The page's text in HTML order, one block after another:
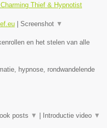
Thief & Hypnotist
Screenshot ▼
en het stelen van alle
hypnose, rondwandelende
posts ▼ Introductie video ▼